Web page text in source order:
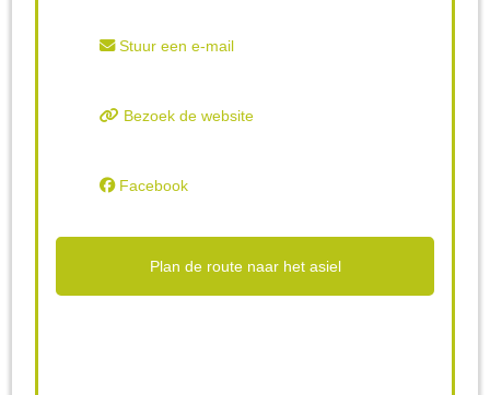
Stuur een e-mail
Bezoek de website
Facebook
Plan de route naar het asiel